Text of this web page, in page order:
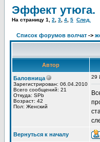
Эффект утюга.
На страницу 1 2 3 4 5 След.
Список форумов волчат ->
Автор
Баловница
Зарегистрирован: 06.04.2010
Всего сообщений: 21
Откуда: SPb
Возраст: 42
Пол: Женский
29
Вернуться к началу